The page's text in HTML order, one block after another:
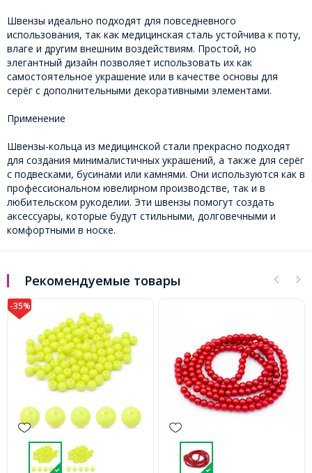
Швензы идеально подходят для повседневного
использования, так как медицинская сталь устойчива к поту,
влаге и другим внешним воздействиям. Простой, но
элегантный дизайн позволяет использовать их как
самостоятельное украшение или в качестве основы для
серёг с дополнительными декоративными элементами.
Применение
Швензы-кольца из медицинской стали прекрасно подходят
для создания минималистичных украшений, а также для серёг
с подвесками, бусинами или камнями. Они используются как в
профессиональном ювелирном производстве, так и в
любительском рукоделии. Эти швензы помогут создать
аксессуары, которые будут стильными, долговечными и
комфортными в носке.
Рекомендуемые товары
-35%